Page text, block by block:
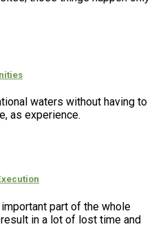
waters without having to
as experience.
part of the whole
in a lot of lost time and